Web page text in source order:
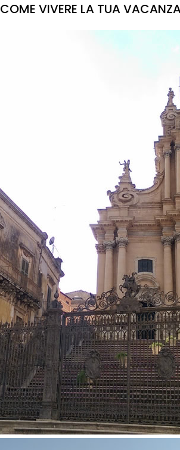
COME VIVERE LA TUA